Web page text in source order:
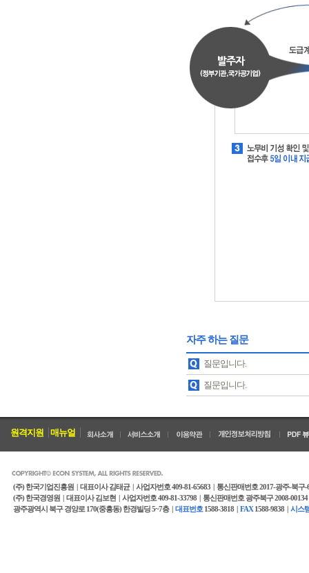
자주 하는 질문
질문입니다.
질문입니다.
원격지원 매뉴얼
(주) 한국기업진흥원 |대표이사 김태균 |사업자번호 409-81-65683 |통신판매번호 2017-광주-북구
(주) 한국경영원 |대표이사 김보현 |사업자번호 409-81-33798 |통신판매번호 광주북구 2008-00134
광주광역시 북구 경양로 170(중흥동) 한경빌딩 5~7층 |대표번호 1588-3818 |FAX1588-9838 |시스